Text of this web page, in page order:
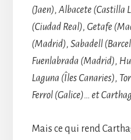
(Jaen), Albacete (Castilla
(Ciudad Real), Getafe
(Madrid), Sabadell
Fuenlabrada (Madrid),
Laguna (Îles Canaries),
Ferrol (Galice)… et
Mais ce qui rend